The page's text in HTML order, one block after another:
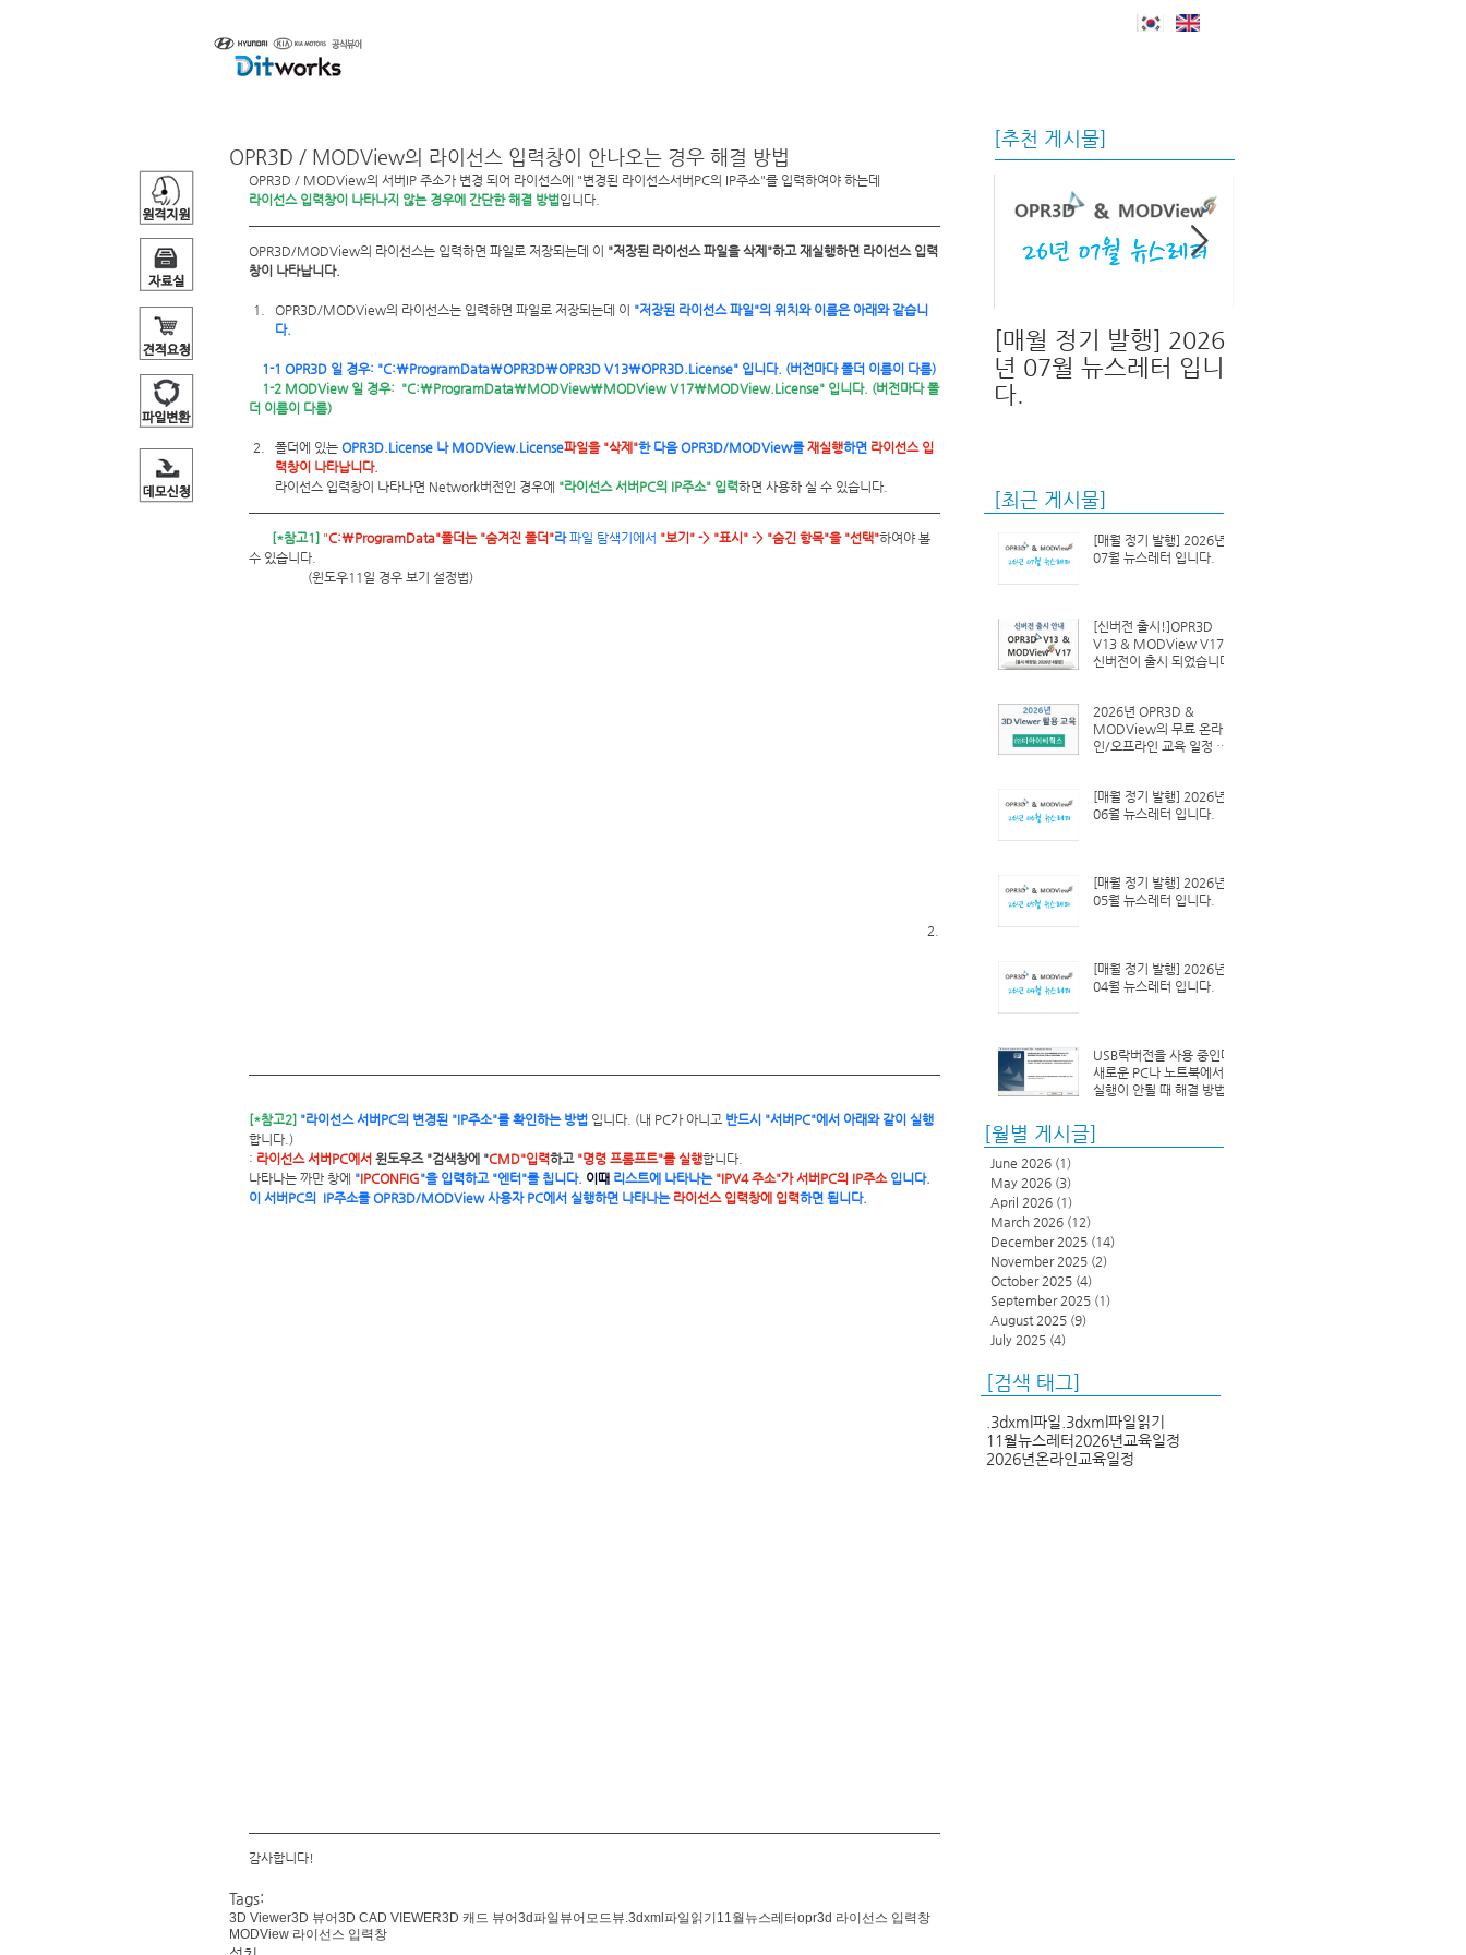
OPR3D / MODView의 라이선스 입력창이 안나오는 경우 해결 방법
OPR3D / MODView의 서버IP 주소가 변경 되어 라이선스에 "변경된 라이선스서버PC의 IP주소"를 입력하여야 하는데
라이선스 입력창이 나타나지 않는 경우에 간단한 해결 방법입니다.
OPR3D/MODView의 라이선스는 입력하면 파일로 저장되는데 이 "저장된 라이선스 파일을 삭제"하고 재실행하면 라이선스 입력
창이 나타납니다.
OPR3D/MODView의 라이선스는 입력하면 파일로 저장되는데 이 "저장된 라이선스 파일"의 위치와 이름은 아래와 같습니
다.
1-1 OPR3D 일 경우: "C:\ProgramData\OPR3D\OPR3D V13\OPR3D.License" 입니다. (버전마다 폴더 이름이 다름)
더 이름이 다름)
폴더에 있는 OPR3D.License 나 MODView.License파일을 "삭제"한 다음 OPR3D/MODView를 재실행하면 라이선스 입
력창이 나타납니다.
라이선스 입력창이 나타나면 Network버전인 경우에 "라이선스 서버PC의 IP주소" 입력하면 사용하 실 수 있습니다.
[*참고1] "C:\ProgramData"폴더는 "숨겨진 폴더"라 파일 탐색기에서 "보기" -> "표시" -> "숨긴 항목"을 "선택"하여야 볼
수 있습니다.
                  (윈도우11일 경우 보기 설정법)
[*참고2] "라이선스 서버PC의 변경된 "IP주소"를 확인하는 방법 입니다. (내 PC가 아니고 반드시 "서버PC"에서 아래와 같이 실행
합니다.)
: 라이선스 서버PC에서 윈도우즈 "검색창에 "CMD"입력하고 "명령 프롬프트"를 실행합니다.
나타나는 까만 창에 "IPCONFIG"을 입력하고 "엔터"를 칩니다. 이때 리스트에 나타나는 "IPV4 주소"가 서버PC의 IP주소 입니다.
이 서버PC의  IP주소를 OPR3D/MODView 사용자 PC에서 실행하면 나타나는 라이선스 입력창에 입력하면 됩니다.
감사합니다!
Tags:
3D Viewer3D 뷰어3D CAD VIEWER3D 캐드 뷰어3d파일뷰어 모드뷰.3dxml파일읽기 11월뉴스레터opr3d 라이선스 입력창
MODView 라이선스 입력창
[추천 게시물]
[매월 정기 발행] 2026
년 07월 뉴스레터 입니
다.
[최근 게시물]
[매월 정기 발행] 2026년
07월 뉴스레터 입니다.
[신버전 출시!]OPR3D
V13 & MODView V17
신버전이 출시 되었습니다.
2026년 OPR3D &
MODView의 무료 온라
인/오프라인 교육 일정 안
[매월 정기 발행] 2026년
06월 뉴스레터 입니다.
[매월 정기 발행] 2026년
05월 뉴스레터 입니다.
[매월 정기 발행] 2026년
04월 뉴스레터 입니다.
USB락버전을 사용 중인데
새로운 PC나 노트북에서
실행이 안될 때 해결 방법
[월별 게시글]
June 2026 (1)
May 2026 (3)
April 2026 (1)
March 2026 (12)
December 2025 (14)
November 2025 (2)
October 2025 (4)
September 2025 (1)
August 2025 (9)
July 2025 (4)
[검색 태그]
.3dxml파일 .3dxml파일읽기
11월뉴스레터2026년교육일정
2026년온라인교육일정